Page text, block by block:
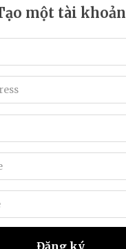
một tài khoản